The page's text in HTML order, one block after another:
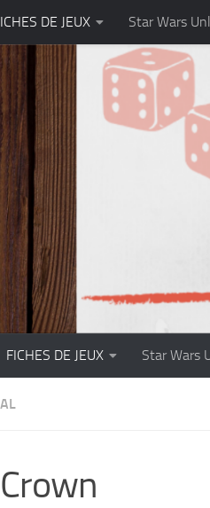
DE JEUX Star Wars
FICHES DE JEUX Star Wars